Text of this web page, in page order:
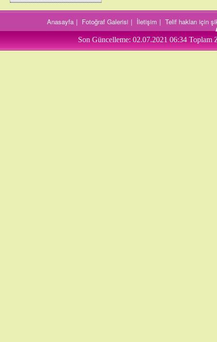
Anasayfa | Fotoğraf Galerisi | İletişim | Telif hakları için
Son Güncelleme: 02.07.2021 06:34 Toplam